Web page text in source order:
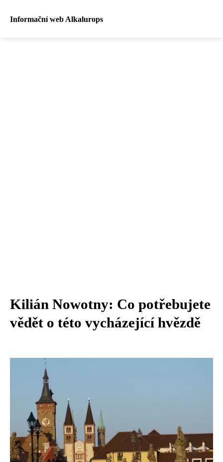
Informační web Alkalurops
Kilián Nowotny: Co potřebujete
vědět o této vycházející hvězdě